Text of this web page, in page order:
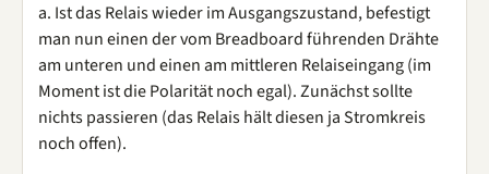
a. Ist das Relais wieder im Ausgangszustand, befestigt
man nun einen der vom Breadboard führenden Drähte
am unteren und einen am mittleren Relaiseingang (im
Moment ist die Polarität noch egal). Zunächst sollte
nichts passieren (das Relais hält diesen ja Stromkreis
noch offen).